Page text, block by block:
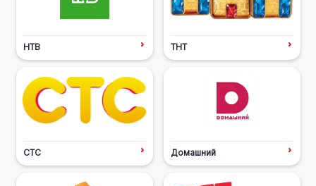
НТВ ТНТ
СТС Домашний